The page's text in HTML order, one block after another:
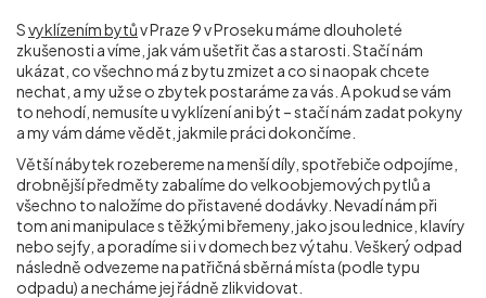
Svyklízením bytův Praze 9 v Proseku máme dlouholeté
zkušenosti a víme, jak vám ušetřit čas a starosti. Stačí nám
ukázat, co všechno má z bytu zmizet a co si naopak chcete
nechat, a my už se o zbytek postaráme za vás. A pokud se vám
to nehodí, nemusíte u vyklízení ani být – stačí nám zadat pokyny
a my vám dáme vědět, jakmile práci dokončíme.
Větší nábytek rozebereme na menší díly, spotřebiče odpojíme,
drobnější předměty zabalíme do velkoobjemových pytlů a
všechno to naložíme do přistavené dodávky. Nevadí nám při
tom ani manipulace s těžkými břemeny, jako jsou lednice, klavíry
nebo sejfy, a poradíme si i v domech bez výtahu. Veškerý odpad
následně odvezeme na patřičná sběrná místa (podle typu
odpadu) a necháme jej řádně zlikvidovat.